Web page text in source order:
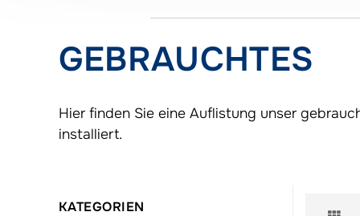
GEBRAUCHTES
Hier finden Sie eine Auflistung unser
installiert.
KATEGORIEN